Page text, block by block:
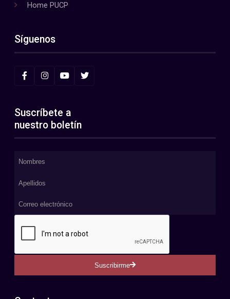
Home PUCP
Síguenos
Suscríbete a
nuestro boletín
Suscribirme